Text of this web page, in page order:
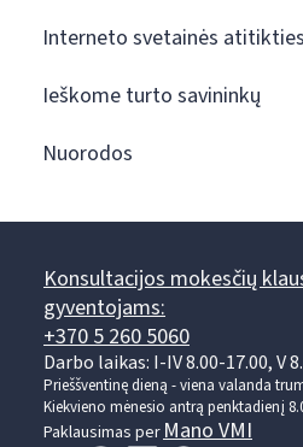
Interneto svetainės
Ieškome turto savininkų
Nuorodos
Konsultacijos mokesčių
gyventojams:
+370 5 260 5060
Darbo laikas: I-IV 8.00-17.00, V
Prieššventinę dieną - viena valanda
Kiekvieno mėnesio antrą penktadienį
Paklausimas per Mano VMI